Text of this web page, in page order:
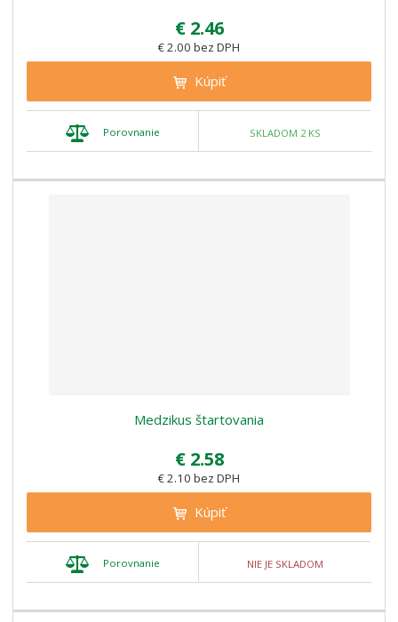
€ 2.46
€ 2.00 bez DPH
Kúpiť
Porovnanie SKLADOM 2 KS
Medzikus štartovania
€ 2.58
€ 2.10 bez DPH
Kúpiť
Porovnanie NIE JE SKLADOM